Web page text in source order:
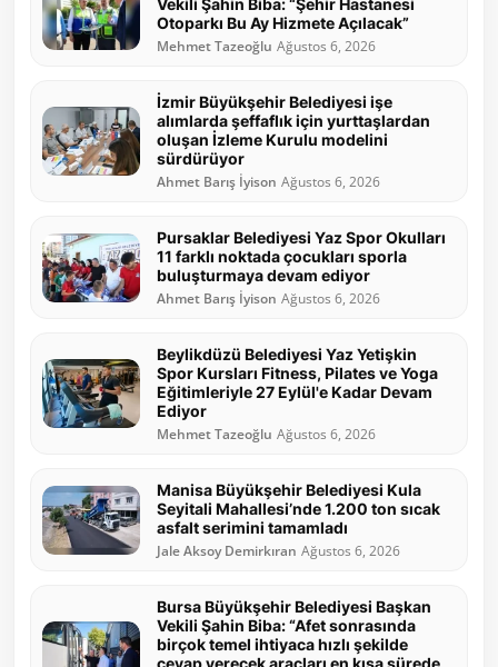
Vekili Şahin Biba: “Şehir Hastanesi
Otoparkı Bu Ay Hizmete Açılacak”
Mehmet Tazeoğlu Ağustos 6, 2026
İzmir Büyükşehir Belediyesi işe
alımlarda şeffaflık için yurttaşlardan
oluşan İzleme Kurulu modelini
sürdürüyor
Ahmet Barış İyison Ağustos 6, 2026
Pursaklar Belediyesi Yaz Spor Okulları
11 farklı noktada çocukları sporla
buluşturmaya devam ediyor
Ahmet Barış İyison Ağustos 6, 2026
Beylikdüzü Belediyesi Yaz Yetişkin
Spor Kursları Fitness, Pilates ve Yoga
Eğitimleriyle 27 Eylül'e Kadar Devam
Ediyor
Mehmet Tazeoğlu Ağustos 6, 2026
Manisa Büyükşehir Belediyesi Kula
Seyitali Mahallesi’nde 1.200 ton sıcak
asfalt serimini tamamladı
Jale Aksoy Demirkıran Ağustos 6, 2026
Bursa Büyükşehir Belediyesi Başkan
Vekili Şahin Biba: “Afet sonrasında
birçok temel ihtiyaca hızlı şekilde